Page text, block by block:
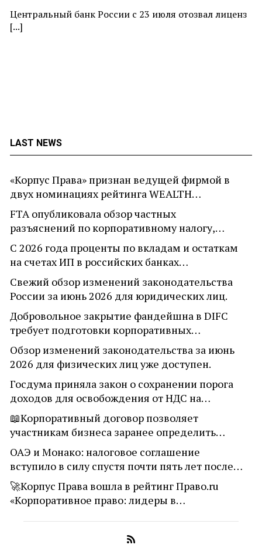
LAST NEWS
«Корпус Права» признан ведущей фирмой в
двух номинациях рейтинга WEALTH…
FTA опубликовала обзор частных
разъяснений по корпоративному налогу,…
С 2026 года проценты по вкладам и остаткам
на счетах ИП в российских банках…
Свежий обзор изменений законодательства
России за июнь 2026 для юридических лиц.
Добровольное закрытие фандейшна в DIFC
требует подготовки корпоративных…
Обзор изменений законодательства за июнь
2026 для физических лиц уже доступен.
Госдума приняла закон о сохранении порога
доходов для освобождения от НДС на…
📖Корпоративный договор позволяет
участникам бизнеса заранее определить…
ОАЭ и Монако: налоговое соглашение
вступило в силу спустя почти пять лет после…
🚀Корпус Права вошла в рейтинг Право.ru
«Корпоративное право: лидеры в…
Центральный банк России с 23 июля отозвал лиценз
[...]